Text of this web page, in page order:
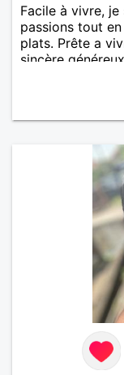
Facile à vivre,
passions tout
plats. Prête a
sincère